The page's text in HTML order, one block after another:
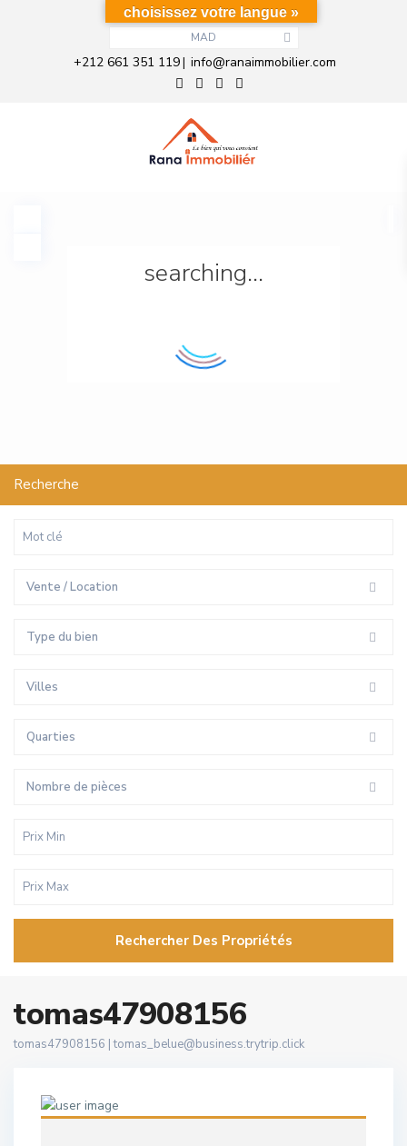
MAD
+212 661 351 119| info@ranaimmobilier.com
searching...
Recherche
Vente / Location
Type du bien
Villes
Quarties
Nombre de pièces
Rechercher Des Propriétés
tomas47908156
tomas47908156 |tomas_belue@business.trytrip.click
choisissez votre langue »